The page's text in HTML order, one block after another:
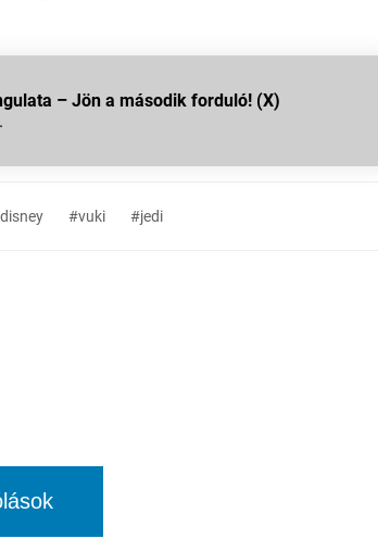
– Jön a második forduló! (X)
#vuki #jedi